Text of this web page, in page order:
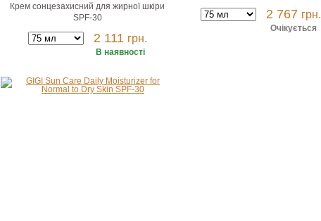
Крем сонцезахисний для жирної шкіри
SPF-30
2 111 грн.
В наявності
2 767 грн.
Очікується